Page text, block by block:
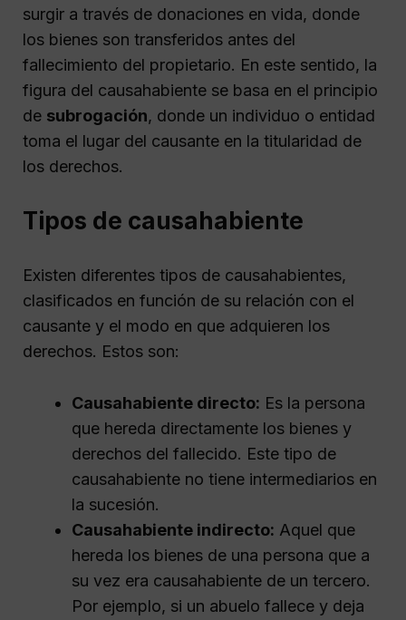
surgir a través de donaciones en vida, donde
los bienes son transferidos antes del
fallecimiento del propietario. En este sentido, la
figura del causahabiente se basa en el principio
de subrogación, donde un individuo o entidad
toma el lugar del causante en la titularidad de
los derechos.
Tipos de causahabiente
Existen diferentes tipos de causahabientes,
clasificados en función de su relación con el
causante y el modo en que adquieren los
derechos. Estos son:
Causahabiente directo: Es la persona
que hereda directamente los bienes y
derechos del fallecido. Este tipo de
causahabiente no tiene intermediarios en
la sucesión.
Causahabiente indirecto: Aquel que
hereda los bienes de una persona que a
su vez era causahabiente de un tercero.
Por ejemplo, si un abuelo fallece y deja